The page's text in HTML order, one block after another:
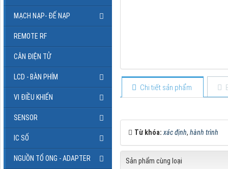
Chi tiết sản phẩm
Từ khóa: xác định, hành trình
Sản phẩm cùng loại
MẠCH NẠP- ĐẾ NẠP
REMOTE RF
CÂN ĐIỆN TỬ
LCD - BÀN PHÍM
VI ĐIỀU KHIỂN
SENSOR
IC SỐ
NGUỒN TỔ ONG - ADAPTER